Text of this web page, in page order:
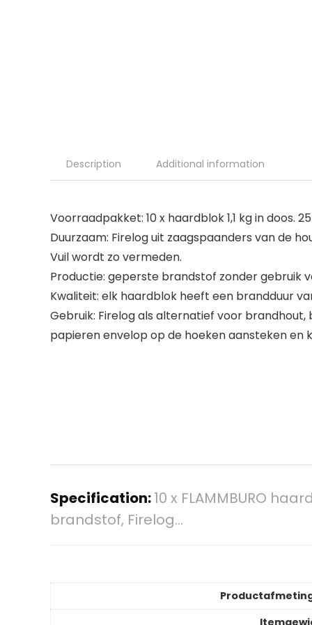
Description Additional information
Voorraadpakket: 10 x haardblok 1,1 kg in doos.
Duurzaam: Firelog uit zaagspaanders van de
Vuil wordt zo vermeden.
Productie: geperste brandstof zonder gebruik
Kwaliteit: elk haardblok heeft een brandduur
Gebruik: Firelog als alternatief voor
papieren envelop op de hoeken aansteken en
Specification:10 x FLAMMBURO
brandstof, Firelog…